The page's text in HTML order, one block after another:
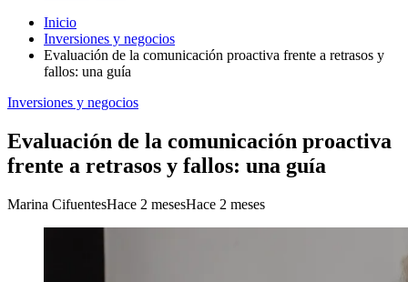
Inicio
Inversiones y negocios
Evaluación de la comunicación proactiva frente a retrasos y
fallos: una guía
Inversiones y negocios
Evaluación de la comunicación proactiva
frente a retrasos y fallos: una guía
Marina CifuentesHace 2 mesesHace 2 meses